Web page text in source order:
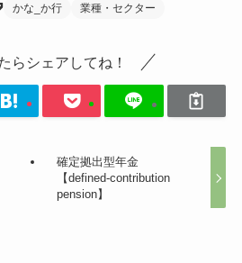
かな_か行 業種・セクター
らシェアしてね！
確定拠出型年金
【defined-contribution
pension】